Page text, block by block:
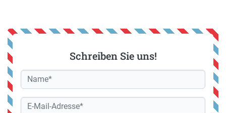
Schreiben Sie uns!
Name
E-